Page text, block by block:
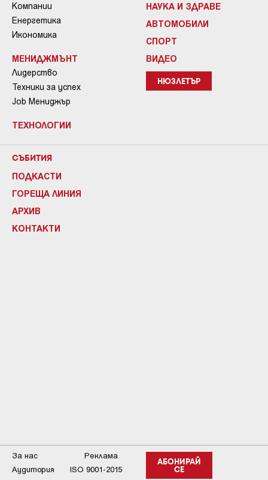
Компании
Енергетика
Икономика
МЕНИДЖМЪНТ
Лидерство
Техники за успех
Job Мениджър
ТЕХНОЛОГИИ
НАУКА И ЗДРАВЕ
АВТОМОБИЛИ
СПОРТ
ВИДЕО
НЮЗЛЕТЪР
СЪБИТИЯ
ПОДКАСТИ
ГОРЕЩА ЛИНИЯ
АРХИВ
КОНТАКТИ
АБОНИРАЙ
СЕ
За нас
Реклама
Аудитория
ISO 9001-2015